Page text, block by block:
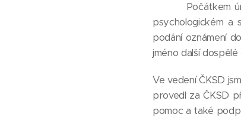
Počátkem února
psychologickém a
podání oznámení
jméno další
Ve vedení ČKSD
provedl za ČKSD
pomoc a také